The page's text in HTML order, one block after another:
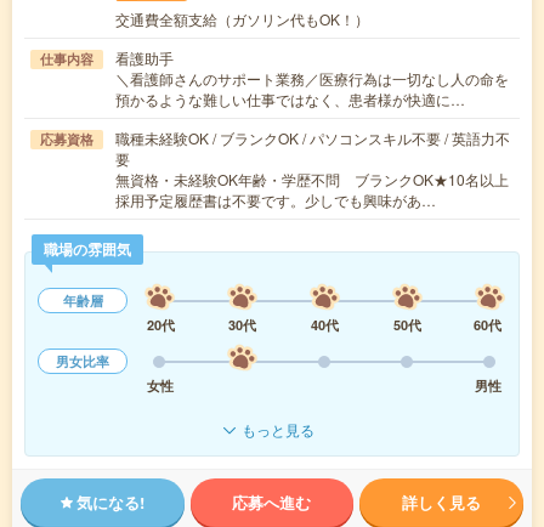
交通費全額支給（ガソリン代もOK！）
仕事内容
看護助手
＼看護師さんのサポート業務／医療行為は一切なし人の命を
預かるような難しい仕事ではなく、患者様が快適に…
応募資格
職種未経験OK / ブランクOK / パソコンスキル不要 / 英語力不
要
無資格・未経験OK年齢・学歴不問 ブランクOK★10名以上
採用予定履歴書は不要です。少しでも興味があ…
職場の雰囲気
年齢層
20代
30代 40代 50代
60代
男女比率
女性
男性
もっと見る
気になる! 応募へ進む 詳しく見る